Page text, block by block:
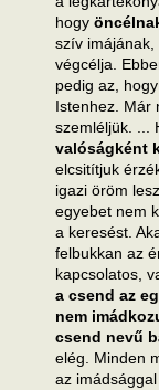
hogy
szív
végcélja.
pedig az,
Istenhez. Már
szemléljük. ...
valóságként
elcsitítjuk
igazi öröm
egyebet nem
a keresést.
felbukkan az
kapcsolatos,
a csend az
nem
csend nevű
elég. Minden
az